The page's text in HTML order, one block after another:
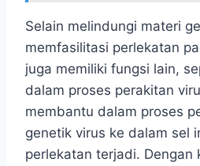
Selain melindungi materi
memfasilitasi perlekatan
juga memiliki fungsi lain,
dalam proses perakitan
membantu dalam proses
genetik virus ke dalam sel
perlekatan terjadi. Dengan